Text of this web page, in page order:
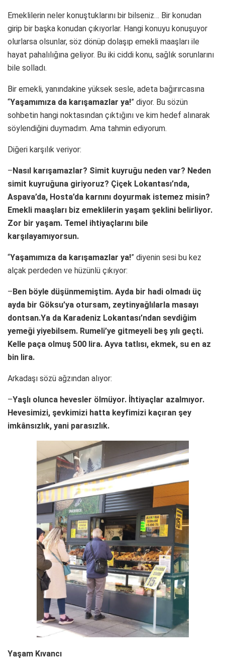
Emeklilerin neler konuştuklarını bir bilseniz… Bir konudan
girip bir başka konudan çıkıyorlar. Hangi konuyu konuşuyor
olurlarsa olsunlar, söz dönüp dolaşıp emekli maaşları ile
hayat pahalılığına geliyor. Bu iki ciddi konu, sağlık sorunlarını
bile solladı.
Bir emekli, yanındakine yüksek sesle, adeta bağırırcasına
“Yaşamımıza da karışamazlar ya!” diyor. Bu sözün
sohbetin hangi noktasından çıktığını ve kim hedef alınarak
söylendiğini duymadım. Ama tahmin ediyorum.
Diğeri karşılık veriyor:
–Nasıl karışamazlar? Simit kuyruğu neden var? Neden
simit kuyruğuna giriyoruz? Çiçek Lokantası’nda,
Aspava’da, Hosta’da karnını doyurmak istemez misin?
Emekli maaşları biz emeklilerin yaşam şeklini belirliyor.
Zor bir yaşam. Temel ihtiyaçlarını bile
karşılayamıyorsun.
“Yaşamımıza da karışamazlar ya!” diyenin sesi bu kez
alçak perdeden ve hüzünlü çıkıyor:
–Ben böyle düşünmemiştim. Ayda bir hadi olmadı üç
ayda bir Göksu’ya otursam, zeytinyağlılarla masayı
dontsan.Ya da Karadeniz Lokantası’ndan sevdiğim
yemeği yiyebilsem. Rumeli’ye gitmeyeli beş yılı geçti.
Kelle paça olmuş 500 lira. Ayva tatlısı, ekmek, su en az
bin lira.
Arkadaşı sözü ağzından alıyor:
–Yaşlı olunca hevesler ölmüyor. İhtiyaçlar azalmıyor.
Hevesimizi, şevkimizi hatta keyfimizi kaçıran şey
imkânsızlık, yani parasızlık.
Yaşam Kıvancı